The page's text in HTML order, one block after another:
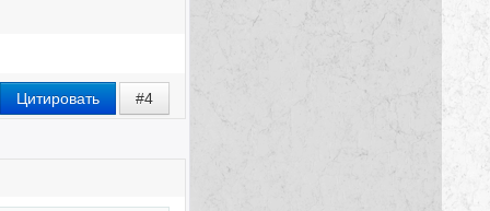
Цитировать #4